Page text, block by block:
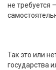
не требуется
Так это или
государства